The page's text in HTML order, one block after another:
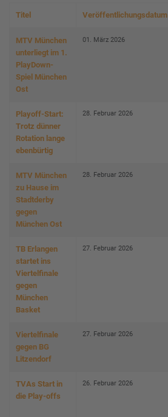
Titel Veröffentlichungsdatum
MTV München
unterliegt im 1.
PlayDown-
Spiel München
Ost
01. März 2026
Playoff-Start:
Trotz dünner
Rotation lange
ebenbürtig
28. Februar 2026
MTV München
zu Hause im
Stadtderby
gegen
München Ost
28. Februar 2026
TB Erlangen
startet ins
Viertelfinale
gegen
München
Basket
27. Februar 2026
Viertelfinale
gegen BG
Litzendorf
27. Februar 2026
TVAs Start in
die Play-offs
26. Februar 2026